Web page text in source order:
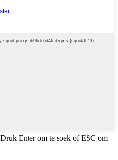
Druk Enter om te soek of ESC om